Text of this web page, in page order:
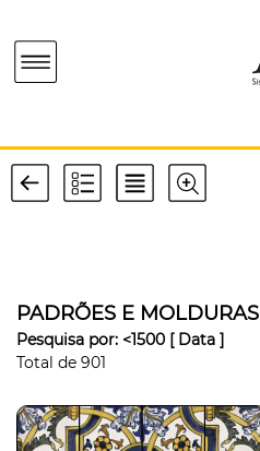
PADRÕES E MOLDURAS
Pesquisa por: <1500 [ Data ]
Total de 901